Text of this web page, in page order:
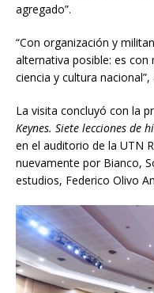
agregado”.
“Con organización y
alternativa posible: es
ciencia y cultura
La visita concluyó con la
Keynes. Siete lecciones de
en el auditorio de la UTN
nuevamente por Bianco,
estudios, Federico Olivo